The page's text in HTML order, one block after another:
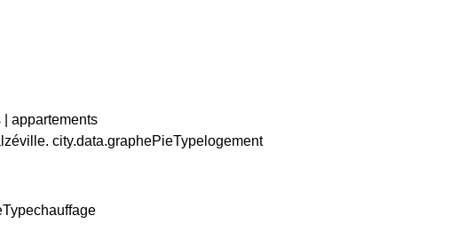
appartements
city.data.graphePieTypelogement